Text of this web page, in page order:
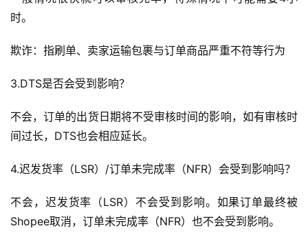
时。
欺诈：指刷单、卖家运输包裹与订单商品严重不符等行为
3.DTS是否会受到影响？
不会，订单的出货日期将不受审核时间的影响，如有审核时
间过长，DTS也会相应延长。
4.迟发货率（LSR）/订单未完成率（NFR）会受到影响吗？
不会，迟发货率（LSR）不会受到影响。如果订单最终被
Shopee取消，订单未完成率（NFR）也不会受到影响。